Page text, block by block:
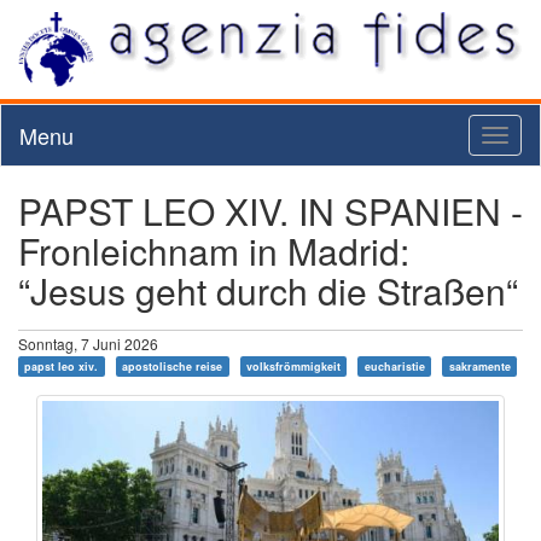
Menu
PAPST LEO XIV. IN SPANIEN -
Fronleichnam in Madrid:
“Jesus geht durch die Straßen“
Sonntag, 7 Juni 2026
papst leo xiv. apostolische reise volksfrömmigkeit eucharistie sakramente